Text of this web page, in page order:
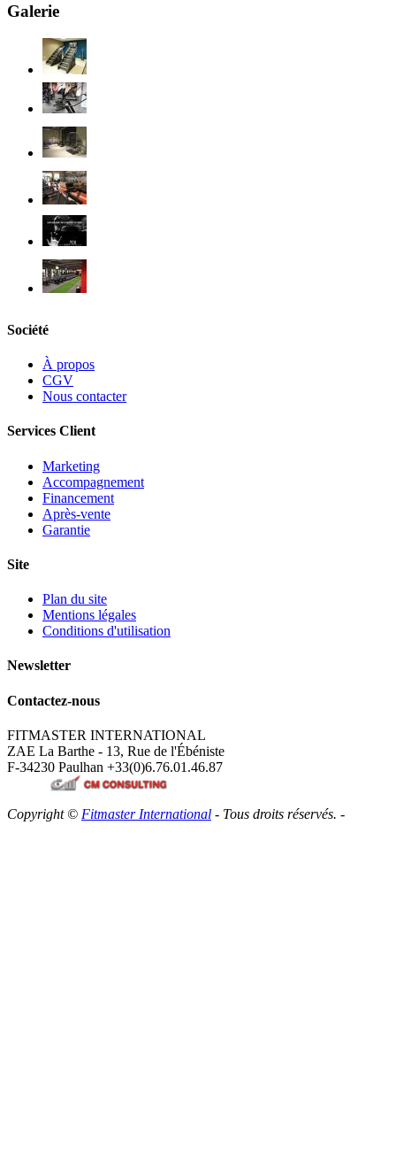
Galerie
Société
À propos
CGV
Nous contacter
Services Client
Marketing
Accompagnement
Financement
Après-vente
Garantie
Site
Plan du site
Mentions légales
Conditions d'utilisation
Newsletter
Contactez-nous
FITMASTER INTERNATIONAL
ZAE La Barthe - 13, Rue de l'Ébéniste
F-34230 Paulhan +33(0)6.76.01.46.87
Copyright © Fitmaster International - Tous droits réservés. -